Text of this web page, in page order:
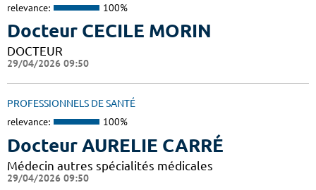
relevance: 100%
Docteur CECILE MORIN
DOCTEUR
29/04/2026 09:50
PROFESSIONNELS DE SANTÉ
relevance: 100%
Docteur AURELIE CARRÉ
Médecin autres spécialités médicales
29/04/2026 09:50